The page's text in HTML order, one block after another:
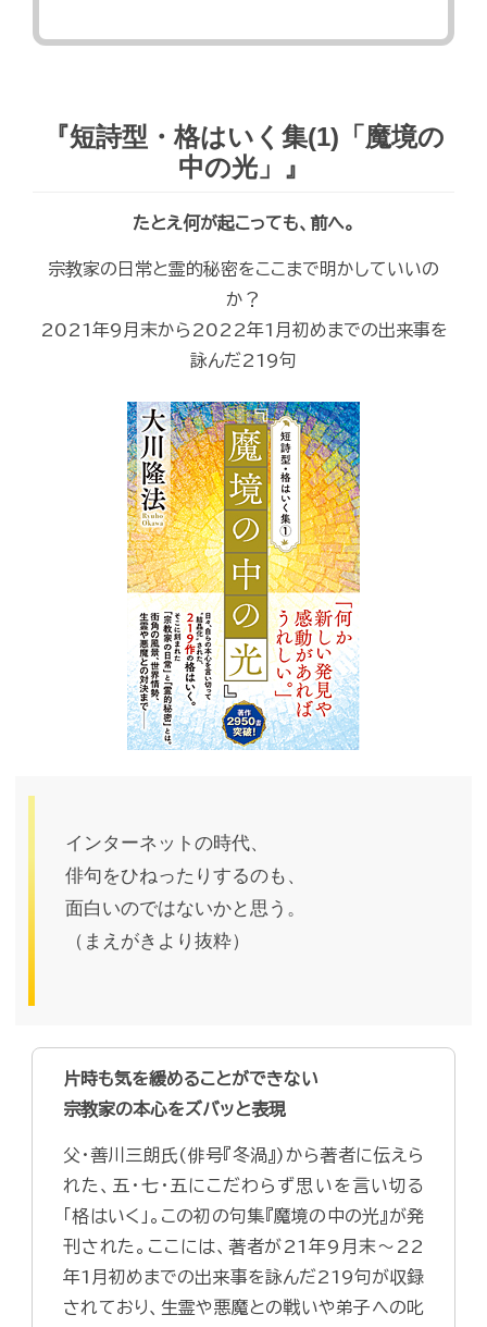
『短詩型・格はいく集(1)「魔境の
中の光」』
たとえ何が起こっても、前へ。
宗教家の日常と霊的秘密をここまで明かしていいの
か？
2021年9月末から2022年1月初めまでの出来事を
詠んだ219句
インターネットの時代、
俳句をひねったりするのも、
面白いのではないかと思う。
（まえがきより抜粋）
片時も気を緩めることができない
宗教家の本心をズバッと表現
父・善川三朗氏(俳号『冬渦』)から著者に伝えら
れた、五・七・五にこだわらず思いを言い切る
「格はいく」。この初の句集『魔境の中の光』が発
刊された。ここには、著者が21年9月末～22
年1月初めまでの出来事を詠んだ219句が収録
されており、生霊や悪魔との戦いや弟子への叱